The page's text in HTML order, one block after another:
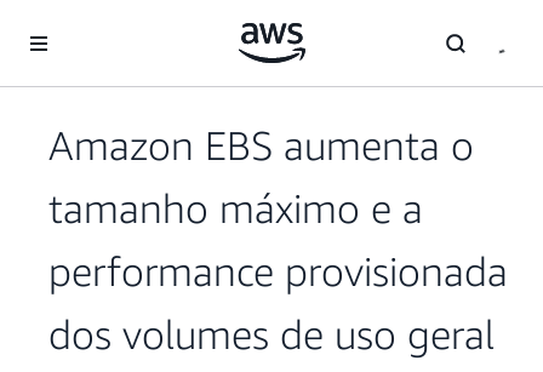
Pular para o conteúdo principal
Amazon EBS aumenta o
tamanho máximo e a
performance provisionada
dos volumes de uso geral